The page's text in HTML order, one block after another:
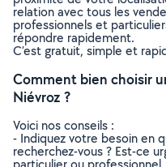
relation avec tous les
professionnels et
répondre rapidement.
C’est gratuit, simple et
Comment bien choisir
Niévroz ?
Voici nos conseils :
- Indiquez votre besoin en
recherchez-vous ? Est-ce